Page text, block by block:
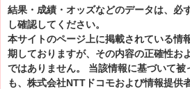
結果・成績・オッズなどのデータは、必
し確認してください。
本サイトのページ上に掲載されている情
期しておりますが、その内容の正確性お
ではありません。 当該情報に基づいて被
も、株式会社NTTドコモおよび情報提供